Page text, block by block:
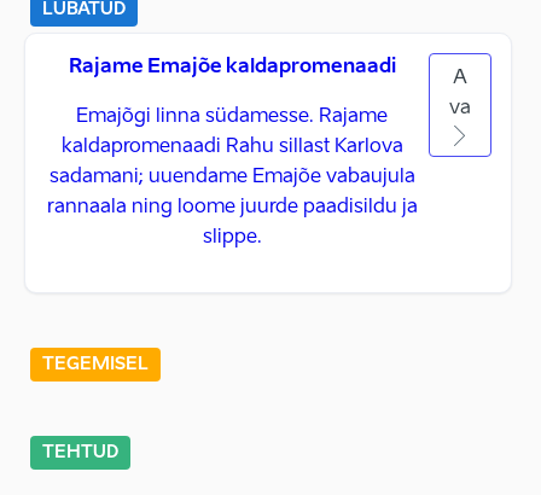
LUBATUD
Rajame Emajõe kaldapromenaadi
Emajõgi linna südamesse. Rajame
kaldapromenaadi Rahu sillast Karlova
sadamani; uuendame Emajõe vabaujula
rannaala ning loome juurde paadisildu ja
slippe.
A
va
TEGEMISEL
TEHTUD